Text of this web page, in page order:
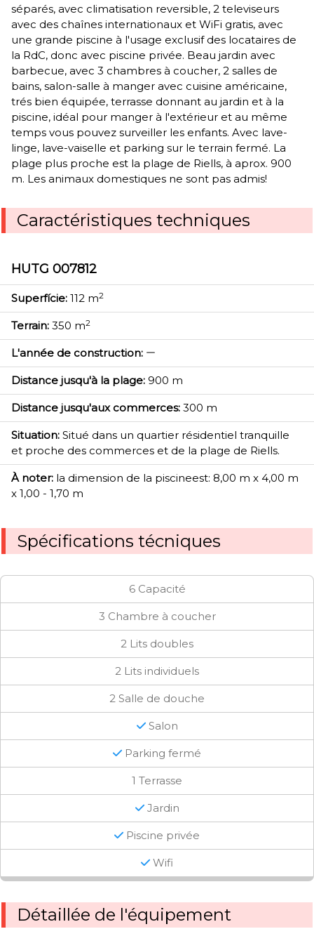
séparés, avec climatisation reversible, 2 televiseurs
avec des chaînes internationaux et WiFi gratis, avec
une grande piscine à l'usage exclusif des locataires de
la RdC, donc avec piscine privée. Beau jardin avec
barbecue, avec 3 chambres à coucher, 2 salles de
bains, salon-salle à manger avec cuisine américaine,
trés bien équipée, terrasse donnant au jardin et à la
piscine, idéal pour manger à l'extérieur et au même
temps vous pouvez surveiller les enfants. Avec lave-
linge, lave-vaiselle et parking sur le terrain fermé. La
plage plus proche est la plage de Riells, à aprox. 900
m. Les animaux domestiques ne sont pas admis!
Caractéristiques techniques
HUTG 007812
Superfície: 112 m2
Terrain: 350 m2
L'année de construction:
Distance jusqu'à la plage: 900 m
Distance jusqu'aux commerces: 300 m
Situation: Situé dans un quartier résidentiel tranquille
et proche des commerces et de la plage de Riells.
À noter: la dimension de la piscineest: 8,00 m x 4,00 m
x 1,00 - 1,70 m
Spécifications técniques
6 Capacité
3 Chambre à coucher
2 Lits doubles
2 Lits individuels
2 Salle de douche
Salon
Parking fermé
1 Terrasse
Jardin
Piscine privée
Wifi
Détaillée de l'équipement